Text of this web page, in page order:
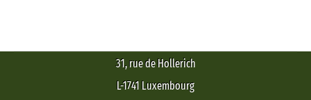
31, rue de Hollerich
L-1741 Luxembourg